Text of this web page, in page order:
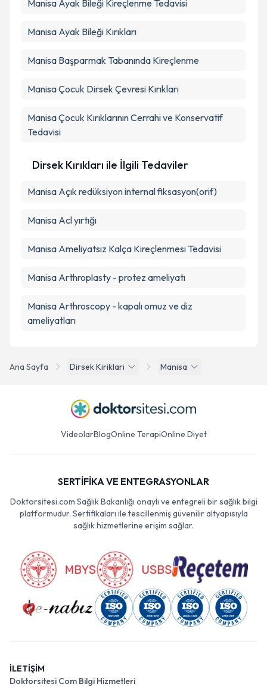
Ana Sayfa Dirsek Kiriklari Manisa
Manisa Ayak Bileği Kireçlenme Tedavisi
Manisa Ayak Bileği Kırıkları
Manisa Başparmak Tabanında Kireçlenme
Manisa Çocuk Dirsek Çevresi Kırıkları
Manisa Çocuk Kırıklarının Cerrahi ve Konservatif
Tedavisi
Dirsek Kırıkları ile İlgili Tedaviler
Manisa Açık redüksiyon internal fiksasyon(orif)
Manisa Acl yırtığı
Manisa Ameliyatsız Kalça Kireçlenmesi Tedavisi
Manisa Arthroplasty - protez ameliyatı
Manisa Arthroscopy - kapalı omuz ve diz
ameliyatları
VideolarBlogOnline TerapiOnline Diyet
SERTİFİKA VE ENTEGRASYONLAR
Doktorsitesi.com Sağlık Bakanlığı onaylı ve entegreli bir sağlık bilgi
platformudur. Sertifikaları ile tescillenmiş güvenilir altyapısıyla
sağlık hizmetlerine erişim sağlar.
İLETİŞİM
Doktorsitesi Com Bilgi Hizmetleri